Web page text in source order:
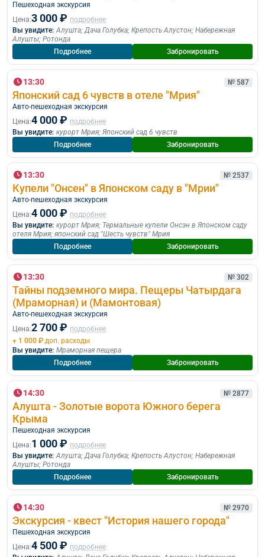
Пешеходная экскурcия
Цена:3 000 ₽ подробнее
Вы увидите: Алушта;Дача Голубка; Крепость Алустон; Набережная
Алушты; Ротонда
Подробнее
Забронировать
13:30 № 587
Японский сад 6 чувств в отеле "Мрия"
Авто-пешеходная экскурсия
Цена:4 000 ₽ подробнее
Вы увидите: курорт Мрия; Японский сад 6 чувств
Подробнее
Забронировать
13:30 № 2537
Купели "Онсен" в Японском саду в "Мрии"
Авто-пешеходная экскурсия
Цена:4 000 ₽ подробнее
Вы увидите: курорт Мрия; Термальные купели Онсэн в Японском саду
отеля Мрия; японский сад "Шесть чувств" Мрия
Подробнее
Забронировать
13:30 № 302
Тайны подземного мира. Пещеры Чатырдага
(Мраморная) и (Мамонтовая)
Авто-пешеходная экскурсия
Цена:2 700 ₽ подробнее
+ 1 000 ₽ доп. расходы
Вы увидите: Мраморная пещера
Подробнее
Забронировать
14:30 № 2877
Алушта - Золотые ворота Южного берега
Крыма
Пешеходная экскурcия
Цена:1 000 ₽ подробнее
Вы увидите: Алушта;Дача Голубка; Крепость Алустон; Набережная
Алушты; Ротонда
Подробнее
Забронировать
14:30 № 2970
Экскурсия - квест "История нашего города"
Пешеходная экскурcия
Цена:4 500 ₽ подробнее